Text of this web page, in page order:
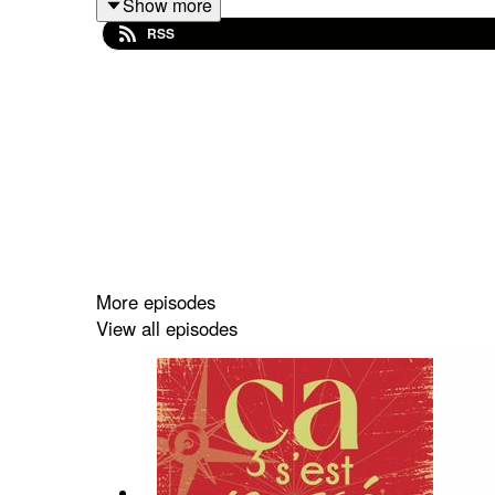
Ça s'est passé un... le #podcast d'Herodote.net
RSS
More episodes
View all episodes